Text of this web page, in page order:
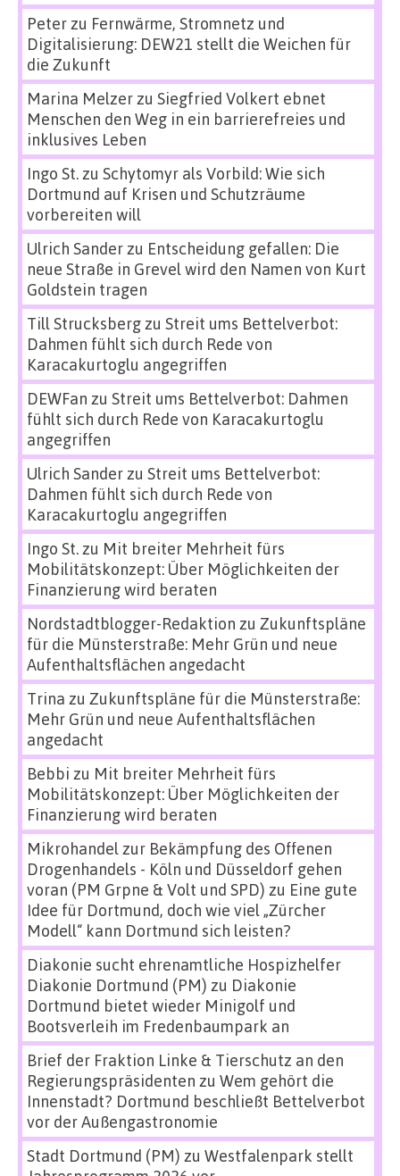
Peterzu Fernwärme, Stromnetz und
Digitalisierung: DEW21 stellt die Weichen für
die Zukunft
Marina Melzerzu Siegfried Volkert ebnet
Menschen den Weg in ein barrierefreies und
inklusives Leben
Ingo St.zu Schytomyr als Vorbild: Wie sich
Dortmund auf Krisen und Schutzräume
vorbereiten will
Ulrich Sanderzu Entscheidung gefallen: Die
neue Straße in Grevel wird den Namen von Kurt
Goldstein tragen
Till Strucksbergzu Streit ums Bettelverbot:
Dahmen fühlt sich durch Rede von
Karacakurtoglu angegriffen
DEWFan zu Streit ums Bettelverbot: Dahmen
fühlt sich durch Rede von Karacakurtoglu
angegriffen
Ulrich Sanderzu Streit ums Bettelverbot:
Dahmen fühlt sich durch Rede von
Karacakurtoglu angegriffen
Ingo St.zu Mit breiter Mehrheit fürs
Mobilitätskonzept: Über Möglichkeiten der
Finanzierung wird beraten
Nordstadtblogger-Redaktion zu Zukunftspläne
für die Münsterstraße: Mehr Grün und neue
Aufenthaltsflächen angedacht
Trina zu Zukunftspläne für die Münsterstraße:
Mehr Grün und neue Aufenthaltsflächen
angedacht
Bebbi zu Mit breiter Mehrheit fürs
Mobilitätskonzept: Über Möglichkeiten der
Finanzierung wird beraten
Mikrohandel zur Bekämpfung des Offenen
Drogenhandels - Köln und Düsseldorf gehen
voran (PM Grpne & Volt und SPD) zu Eine gute
Idee für Dortmund, doch wie viel „Zürcher
Modell“ kann Dortmund sich leisten?
Diakonie sucht ehrenamtliche Hospizhelfer
Diakonie Dortmund (PM) zu Diakonie
Dortmund bietet wieder Minigolf und
Bootsverleih im Fredenbaumpark an
Brief der Fraktion Linke & Tierschutz an den
Regierungspräsidenten zu Wem gehört die
Innenstadt? Dortmund beschließt Bettelverbot
vor der Außengastronomie
Stadt Dortmund (PM) zu Westfalenpark stellt